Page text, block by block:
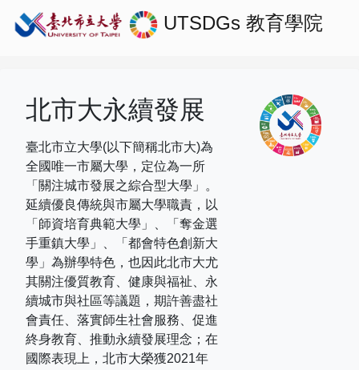
UTSDGs 教育學院
北市大永續發展
臺北市立大學(以下簡稱北市大)為
全國唯一市屬大學，定位為一所
「關注城市發展之綜合型大學」。
延續優良傳統與市屬大學職責，以
「師資培育典範大學」、「奪金選
手重鎮大學」、「都會特色創新大
學」為辦學特色，也因此北市大尤
其關注優質教育、健康與福祉、永
續城市與社區等議題，期許善盡社
會責任、落實師生社會服務、促進
終身教育、推動永續發展理念；在
國際表現上， 北市大榮獲2021年